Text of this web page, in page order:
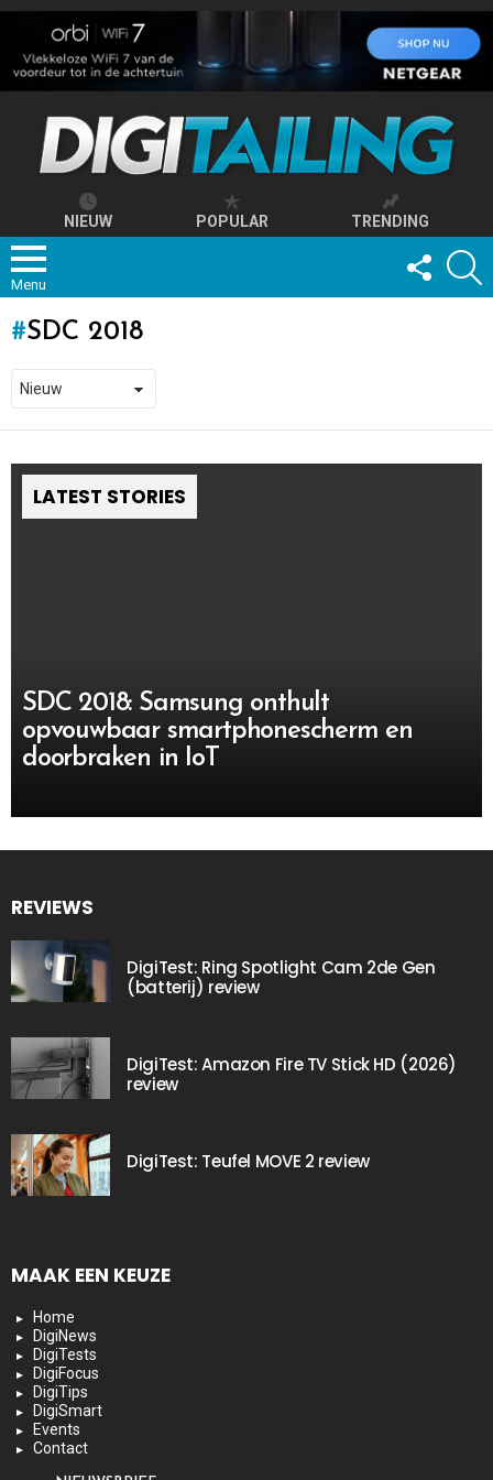
NIEUW POPULAR TRENDING
Menu
FOLLOW
US
SDC 2018
LATEST STORIES
SDC 2018: Samsung onthult
opvouwbaar smartphonescherm en
doorbraken in IoT
REVIEWS
DigiTest: Ring Spotlight Cam 2de Gen
(batterij) review
DigiTest: Amazon Fire TV Stick HD (2026)
review
DigiTest: Teufel MOVE 2 review
MAAK EEN KEUZE
Home
DigiNews
DigiTests
DigiFocus
DigiTips
DigiSmart
Events
Contact